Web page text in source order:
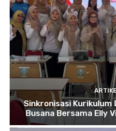
Sinkronisasi Kurikulum
Busana Bersama Elly